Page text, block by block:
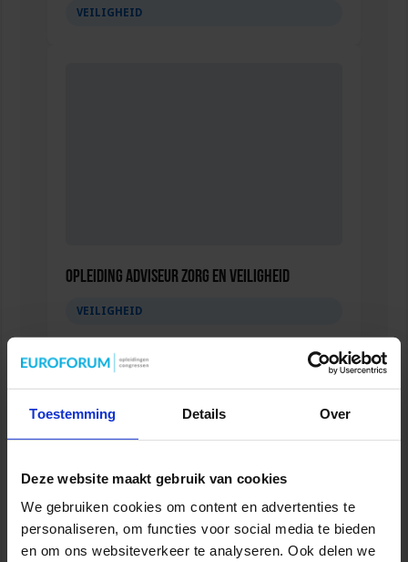
Toestemming Details Over
Deze website maakt gebruik van cookies
We gebruiken cookies om content en advertenties te
personaliseren, om functies voor social media te bieden
en om ons websiteverkeer te analyseren. Ook delen we
VEILIGHEID
Opleiding Adviseur zorg en veiligheid
VEILIGHEID